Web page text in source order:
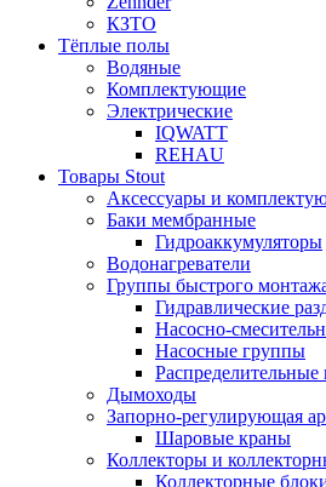
КЗТО
Тёплые полы
Водяные
Комплектующие
Электрические
IQWATT
REHAU
Товары Stout
Аксессуары и
Баки мембранные
Гидроаккумуляторы
Водонагреватели
Группы быстрого
Гидравлические
Насосно-
Насосные группы
Распределительные
Дымоходы
Запорно-регулирующая
Шаровые краны
Коллекторы и
Коллекторные